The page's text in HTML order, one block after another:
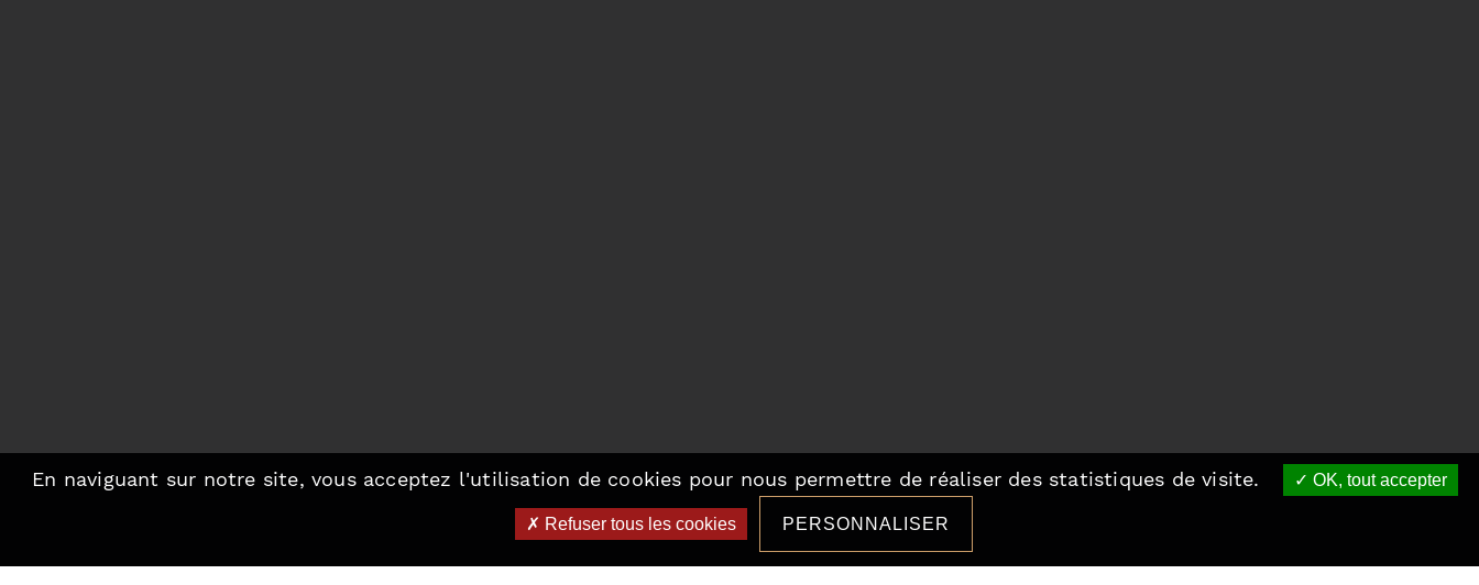
En naviguant sur notre site, vous acceptez l'utilisation de cookies pour nous permettre de réaliser des statistiques de visite. OK, tout accepter
Refuser tous les cookies PERSONNALISER